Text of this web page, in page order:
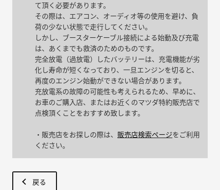
て頂く必要があります。
その際は、エアコン、オーディオ等の使用を避け、負
荷の少ない状態で走行してください。
しかし、ブースターケーブル接続による始動及び充電
は、あくまでも救済のためのものです。
完全放電（過放電）したバッテリーは、充電機能が劣
化し寿命が短くなっており、一旦エンジンを切ると、
再度のエンジン始動ができない場合があります。
充放電系の故障の可能性も考えられるため、早めに、
お車のご購入店、またはお近くのマツダ特約販売店で
点検頂くことをおすすめ致します。
・販売店をお探しの際は、 販売店検索ページをご利用
ください。
戻る